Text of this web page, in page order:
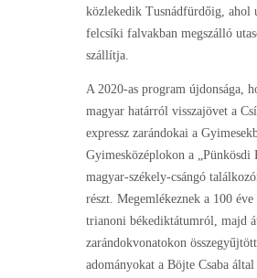
közlekedik Tusnádfürdőig, ahol
felcsíki falvakban megszálló
szállítja.
A 2020-as program újdonsága,
magyar határról visszajövet a
expressz zarándokai a
Gyimesközéplokon a „Pünkösdi
magyar-székely-csángó
részt. Megemlékeznek a 100
trianoni békediktátumról, majd
zarándokvonatokon összegyűjtött
adományokat a Böjte Csaba